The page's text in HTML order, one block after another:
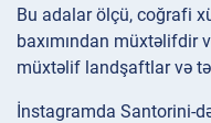
Bu adalar ölçü, coğrafi
baxımından müxtəlifdir
müxtəlif landşaftlar və
İnstagramda Santorini-